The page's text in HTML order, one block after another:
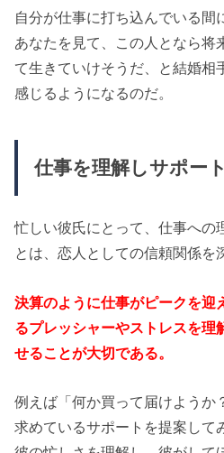
自分が仕事に打ち込んでいる間
あなたを見て、この人となら将
て生きていけそうだ、と結婚相
感じるようになるのだ。
仕事を理解しサポー
忙しい彼氏にとって、仕事への
とは、恋人としての信頼関係を
決算のように仕事がピークを迎
るプレッシャーやストレスを理
せることが大切である。
例えば「何か買って届けようか
求めているサポートを提案して